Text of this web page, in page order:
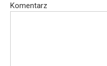
Komentarz